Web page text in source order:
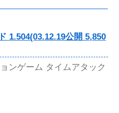
1.504(03.12.19公開 5,850
ンゲーム タイムアタック